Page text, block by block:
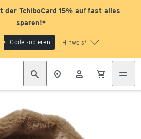
der TchiboCard 15% auf fast alles
sparen!*
Code kopieren Hinweis*